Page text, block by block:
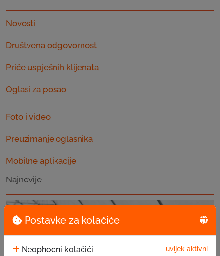
Postavke za kolačiće
Neophodni kolačići uvijek aktivni
Novosti
Društvena odgovornost
Priče uspješnih klijenata
Oglasi za posao
Foto i video
Preuzimanje oglasnika
Mobilne aplikacije
Najnovije